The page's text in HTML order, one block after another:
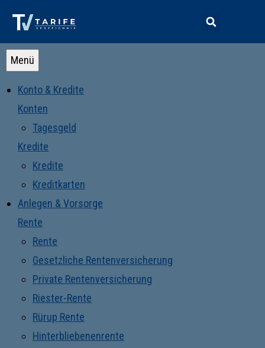
Menü
Konto & Kredite
Konten
Tagesgeld
Kredite
Kredite
Kreditkarten
Anlegen & Vorsorge
Rente
Rente
Gesetzliche Rentenversicherung
Private Rentenversicherung
Riester-Rente
Rürup Rente
Hinterbliebenenrente